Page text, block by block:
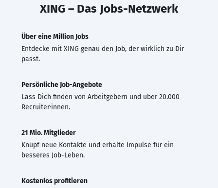
XING – Das Jobs-Netzwerk
Über eine Million Jobs
Entdecke mit XING genau den Job, der wirklich zu Dir
passt.
Persönliche Job-Angebote
Lass Dich finden von Arbeitgebern und über 20.000
Recruiter·innen.
21 Mio. Mitglieder
Knüpf neue Kontakte und erhalte Impulse für ein
besseres Job-Leben.
Kostenlos profitieren